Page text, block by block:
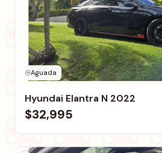
Aguada
Hyundai Elantra N 2022
$32,995